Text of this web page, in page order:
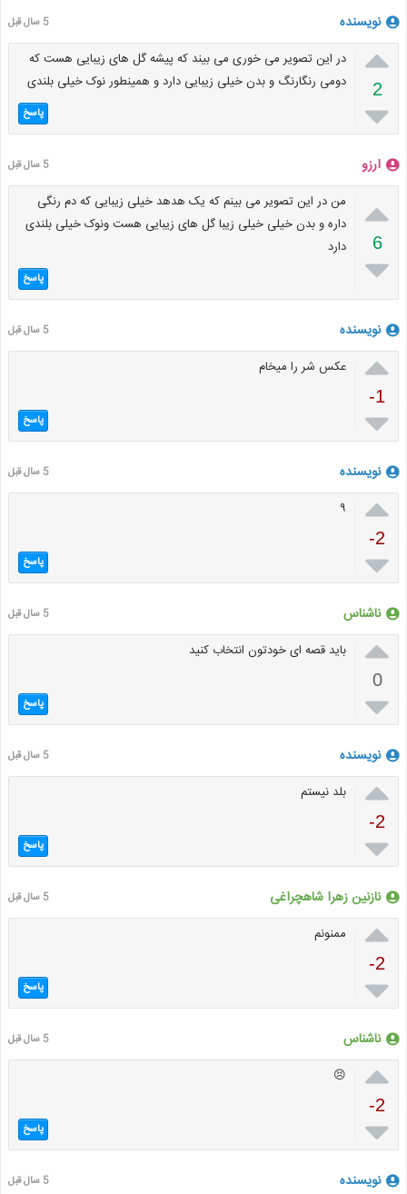
نویسنده 5 سال قبل

2

در این تصویر می خوری می بیند که پیشه گل های زیبایی هست که
دومی رنگارنگ و بدن خیلی زیبایی دارد و همینطور نوک خیلی بلندی
پاسخ
ارزو 5 سال قبل

6

من در این تصویر می بینم که یک هدهد خیلی زیبایی که دم رنگی
داره و بدن خیلی خیلی زیبا گل های زیبایی هست ونوک خیلی بلندی
دارد
پاسخ
نویسنده 5 سال قبل

-1

عکس شر را میخام
پاسخ
نویسنده 5 سال قبل

-2

۹
پاسخ
ناشناس 5 سال قبل

0

باید قصه ای خودتون انتخاب کنید
پاسخ
نویسنده 5 سال قبل

-2

بلد نیستم
پاسخ
نازنین زهرا شاهچراغی 5 سال قبل

-2

ممنونم
پاسخ
ناشناس 5 سال قبل

-2

😣
پاسخ
نویسنده 5 سال قبل